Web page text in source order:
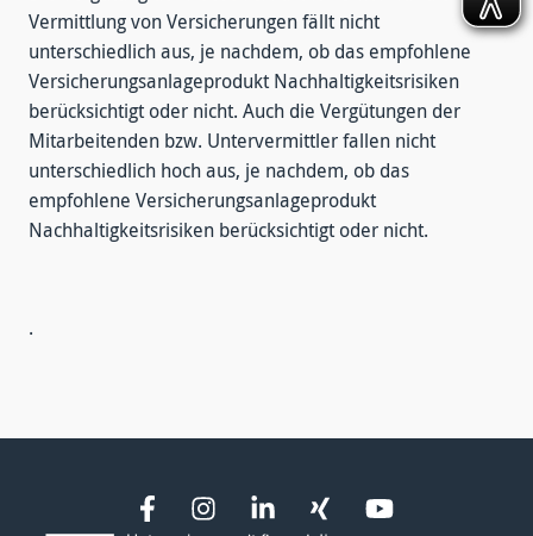
Vermittlung von Versicherungen fällt nicht
unterschiedlich aus, je nachdem, ob das empfohlene
Versicherungsanlageprodukt Nachhaltigkeitsrisiken
berücksichtigt oder nicht. Auch die Vergütungen der
Mitarbeitenden bzw. Untervermittler fallen nicht
unterschiedlich hoch aus, je nachdem, ob das
empfohlene Versicherungsanlageprodukt
Nachhaltigkeitsrisiken berücksichtigt oder nicht.
.